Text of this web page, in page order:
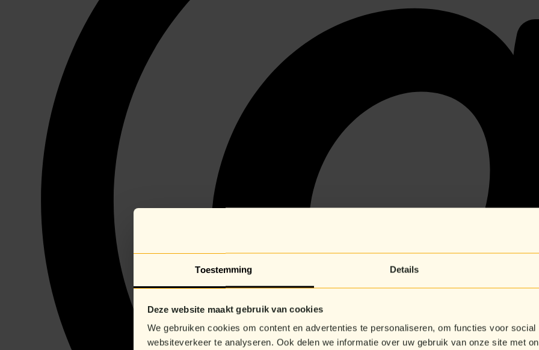
Toestemming Details
Deze website maakt gebruik van cookies
We gebruiken cookies om content en advertenties te personaliseren, om functies voor
websiteverkeer te analyseren. Ook delen we informatie over uw gebruik van onze site met